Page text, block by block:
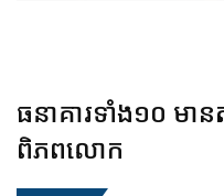
ធនាគារទាំង១០ មាន
ពិភពលោក